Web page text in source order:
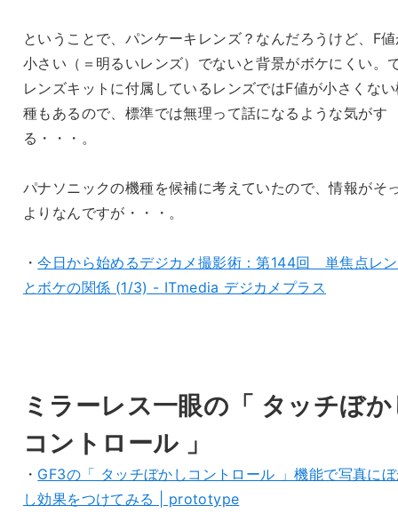
ということで、パンケーキレンズ？なんだろうけど、F
小さい（＝明るいレンズ）でないと背景がボケにくい。
レンズキットに付属しているレンズではF値が小さくな
種もあるので、標準では無理って話になるような気がす
る・・・。
パナソニックの機種を候補に考えていたので、情報がそ
よりなんですが・・・。
・今日から始めるデジカメ撮影術：第144回 単焦点レ
とボケの関係 (1/3) - ITmedia デジカメプラス
ミラーレス一眼の「 タッチぼ
コントロール 」
・ GF3の「 タッチぼかしコントロール 」機能で写真に
し効果をつけてみる | prototype